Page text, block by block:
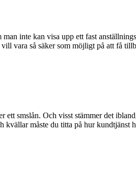
inte kan visa upp ett fast
vara så säker som möjligt på att få
smslån. Och visst stämmer det
måste du titta på hur